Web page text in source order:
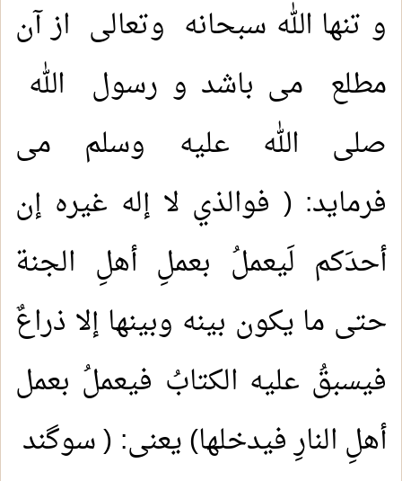
و تنها الله سبحانه وتعالى از آن
مطلع می باشد و رسول الله
صلى الله عليه وسلم می
فرماید: ( فوالذي لا إله غيره إن
أحدَكم لَيعملُ بعملِ أهلِ الجنة
حتى ما يكون بينه وبينها إلا ذراعٌ
فيسبقُ عليه الكتابُ فيعملُ بعمل
أهلِ النارِ فيدخلها) یعنی: ( سوگند